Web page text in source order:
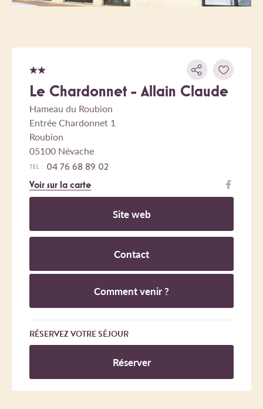
Le Chardonnet - Allain Claude
Hameau du Roubion
Entrée Chardonnet 1
Roubion
05100 Névache
TEL : 04 76 68 89 02
Voir sur la carte
Site web
Contact
Comment venir ?
RÉSERVEZ VOTRE SÉJOUR
Réserver